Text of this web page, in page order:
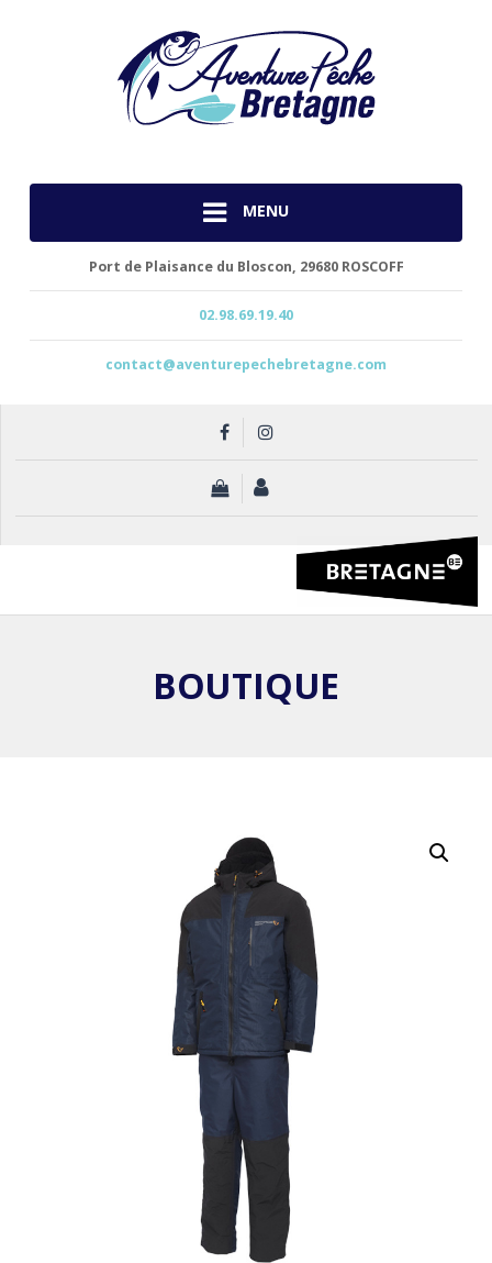
MENU
Port de Plaisance du Bloscon, 29680 ROSCOFF
02.98.69.19.40
contact@aventurepechebretagne.com
BOUTIQUE